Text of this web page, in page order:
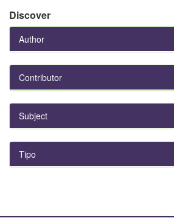
Discover
Author
Contributor
Subject
Tipo